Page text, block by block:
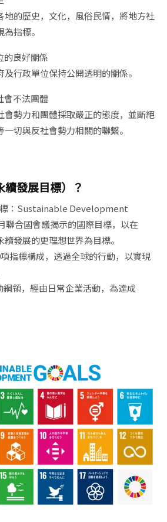
地的歷史，文化，風俗民情，將地方社
指標。
的良好關係
行政單位保持公開透明的關係。
會不法團體
會勢力和團體採取嚴正的態度，並斷絕
切與反社會勢力相關的聯繫。
續發展目標）？
標：Sustainable Development
聯合國會議揭示的國際目標，以在
發展的更理想世界為目標。
指標構成，透過全球的行動，以實現
領，經由日常企業活動，為達成